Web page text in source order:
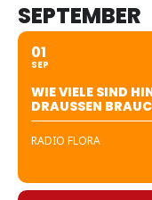
SEPTEMBER
01
SEP
WIE VIELE SIND
DRAUSSEN
RADIO FLORA